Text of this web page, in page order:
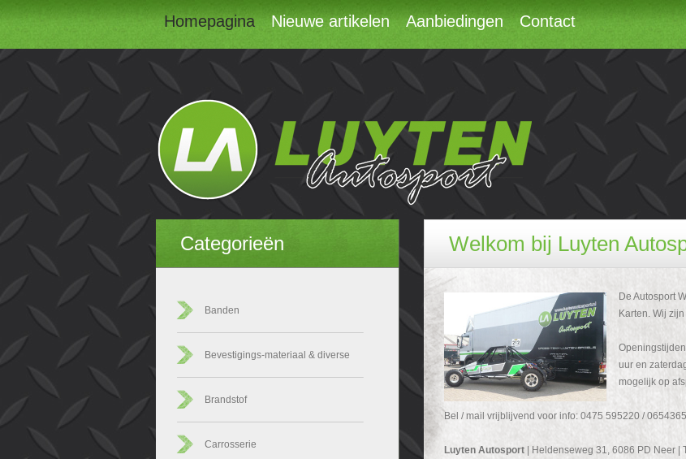
Homepagina Nieuwe artikelen Aanbiedingen Contact
Categorieën
Banden
Bevestigings-materiaal & diverse
Brandstof
Carrosserie
Welkom bij Luyten
De Autosport
Karten. Wij
uur en
mogelijk op
Bel / mail vrijblijvend voor info: 0475 595220 /
Luyten Autosport | Heldenseweg 31, 6086 PD Neer